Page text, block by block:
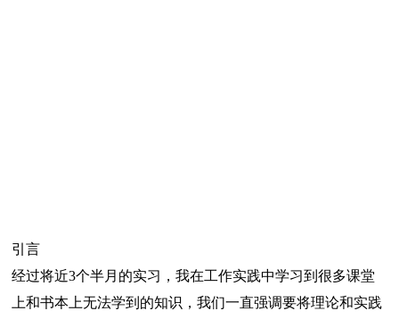
引言
经过将近3个半月的实习，我在工作实践中学习到很多课堂
上和书本上无法学到的知识，我们一直强调要将理论和实践